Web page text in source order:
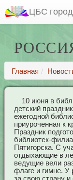
ЦБС
Главная
10 июня в
детский
ежегодной
приуроченная к
Праздник
библиотек-
Пятигорска. С
отдыхающие в
ведущие вели
флаге и гимне. У
за свою страну